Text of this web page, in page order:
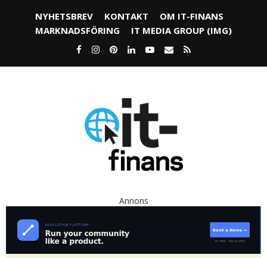
NYHETSBREV KONTAKT
OM IT-FINANS
MARKNADSFÖRING
IT MEDIA GROUP (IMG)
Annons